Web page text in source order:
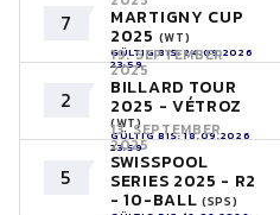
7 MARTIGNY CUP
2025 (WT)
GÜLTIG BIS: 24.09.2026
23:59
2
19. SEPTEMBER
2025
BILLARD TOUR
2025 - VÉTROZ
(WT)
GÜLTIG BIS: 18.09.2026
23:59
5
13. SEPTEMBER
2025
SWISSPOOL
SERIES 2025 - R2
- 10-BALL (SPS)